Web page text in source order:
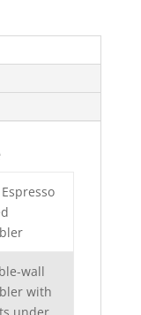
wall
with